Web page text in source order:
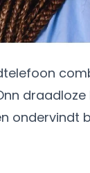
ondervindt